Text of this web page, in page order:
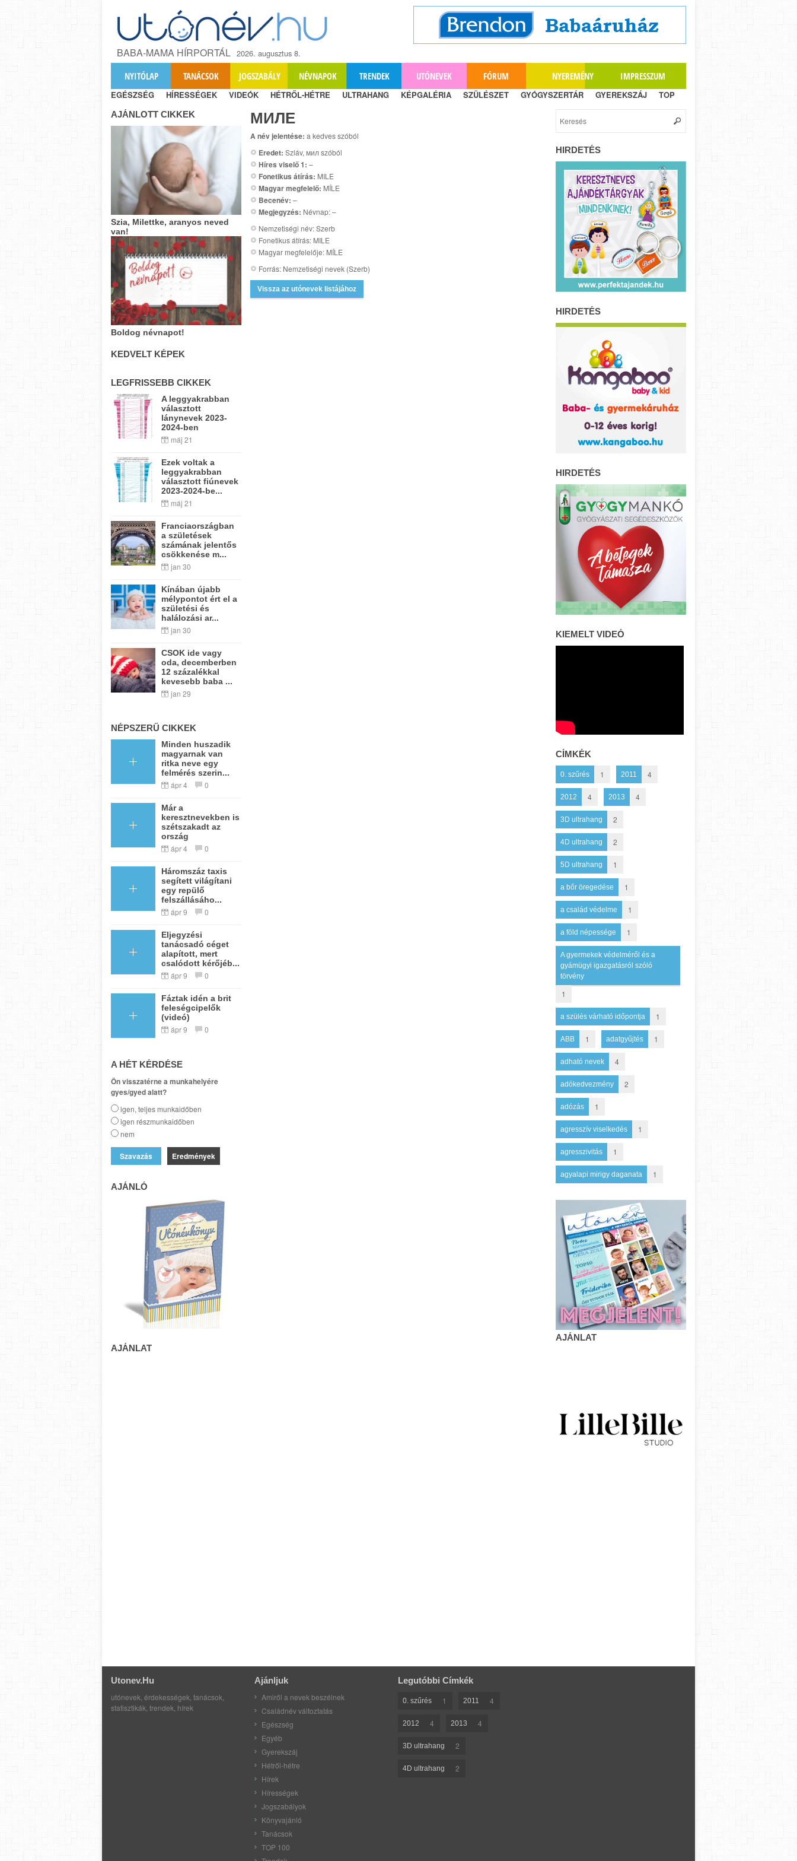
BABA-MAMA HÍRPORTÁL 2026. augusztus 8.
NYITÓLAP TANÁCSOK JOGSZABÁLY NÉVNAPOK TRENDEK UTÓNEVEK FÓRUM NYEREMÉNY IMPRESSZUM
EGÉSZSÉG HÍRESSÉGEK VIDEÓK HÉTRŐL-HÉTRE ULTRAHANG KÉPGALÉRIA SZÜLÉSZET GYÓGYSZERTÁR GYEREKSZÁJ TOP
МИЛЕ
A név jelentése: a kedves szóból
Eredet: Szláv, мил szóból
Híres viselő 1: –
Fonetikus átírás: MILE
Magyar megfelelő: MÍLE
Becenév: –
Megjegyzés: Névnap: –
Nemzetiségi név: Szerb
Fonetikus átírás: MILE
Magyar megfelelője: MÍLE
Forrás: Nemzetiségi nevek (Szerb)
Vissza az utónevek listájához
AJÁNLOTT CIKKEK
Szia, Milettke, aranyos neved
van!
Boldog névnapot!
KEDVELT KÉPEK
LEGFRISSEBB CIKKEK
A leggyakrabban
választott
lánynevek 2023-
2024-ben
máj 21
Ezek voltak a
leggyakrabban
választott fiúnevek
2023-2024-be...
máj 21
Franciaországban
a születések
számának jelentős
csökkenése m...
jan 30
Kínában újabb
mélypontot ért el a
születési és
halálozási ar...
jan 30
CSOK ide vagy
oda, decemberben
12 százalékkal
kevesebb baba ...
jan 29
NÉPSZERŰ CIKKEK
Minden huszadik
magyarnak van
ritka neve egy
felmérés szerin...
ápr 4 0
Már a
keresztnevekben is
szétszakadt az
ország
ápr 4 0
Háromszáz taxis
segített világítani
egy repülő
felszállásáho...
ápr 9 0
Eljegyzési
tanácsadó céget
alapított, mert
csalódott kérőjéb...
ápr 9 0
Fáztak idén a brit
feleségcipelők
(videó)
ápr 9 0
A HÉT KÉRDÉSE
Ön visszatérne a munkahelyére
gyes/gyed alatt?
igen, teljes munkaidőben
igen részmunkaidőben
nem
Eredmények
AJÁNLÓ
AJÁNLAT
HIRDETÉS
HIRDETÉS
HIRDETÉS
KIEMELT VIDEÓ
CÍMKÉK
0. szűrés 1 2011 4
2012 4 2013 4
3D ultrahang 2
4D ultrahang 2
5D ultrahang 1
a bőr öregedése 1
a család védelme 1
a föld népessége 1
A gyermekek védelméről és a
gyámügyi igazgatásról szóló
törvény
1
a szülés várható időpontja 1
ABB 1 adatgyűjtés 1
adható nevek 4
adókedvezmény 2
adózás 1
agresszív viselkedés 1
agresszivitás 1
agyalapi mirigy daganata 1
AJÁNLAT
Utonev.hu
utónevek, érdekességek, tanácsok,
statisztikák, trendek, hírek
Ajánljuk
Amiről a nevek beszélnek
Családnév változtatás
Egészség
Egyéb
Gyerekszáj
Hétről-hétre
Hírek
Hírességek
Jogszabályok
Könyvajánló
Tanácsok
TOP 100
Legutóbbi Címkék
0. szűrés 1 2011 4
2012 4 2013 4
3D ultrahang 2
4D ultrahang 2